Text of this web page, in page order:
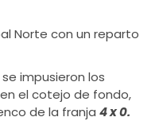
Norte con un reparto
impusieron los
el cotejo de fondo,
de la franja4 x 0.